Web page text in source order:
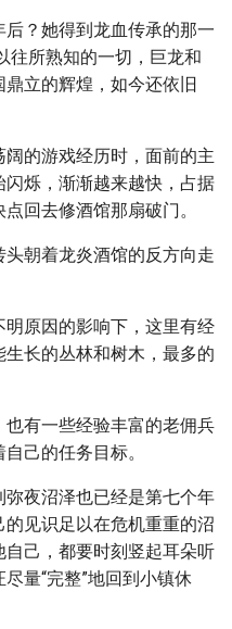
？她得到龙血传承的那一
往所熟知的一切，巨龙和
立的辉煌，如今还依旧
的游戏经历时，面前的主
烁，渐渐越来越快，占据
回去修酒馆那扇破门。
朝着龙炎酒馆的反方向走
原因的影响下，这里有经
长的丛林和树木，最多的
有一些经验丰富的老佣兵
己的任务目标。
夜沼泽也已经是第七个年
见识足以在危机重重的沼
己，都要时刻竖起耳朵听
量“完整”地回到小镇休